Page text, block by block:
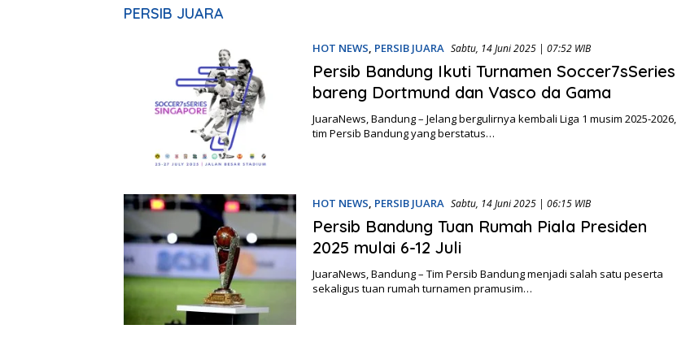
PERSIB JUARA
HOT NEWS, PERSIB JUARA Sabtu, 14 Juni 2025 | 07:52 WIB
Persib Bandung Ikuti Turnamen Soccer7sSeries
bareng Dortmund dan Vasco da Gama
JuaraNews, Bandung – Jelang bergulirnya kembali Liga 1 musim 2025-2026,
tim Persib Bandung yang berstatus…
HOT NEWS, PERSIB JUARA Sabtu, 14 Juni 2025 | 06:15 WIB
Persib Bandung Tuan Rumah Piala Presiden
2025 mulai 6-12 Juli
JuaraNews, Bandung – Tim Persib Bandung menjadi salah satu peserta
sekaligus tuan rumah turnamen pramusim…